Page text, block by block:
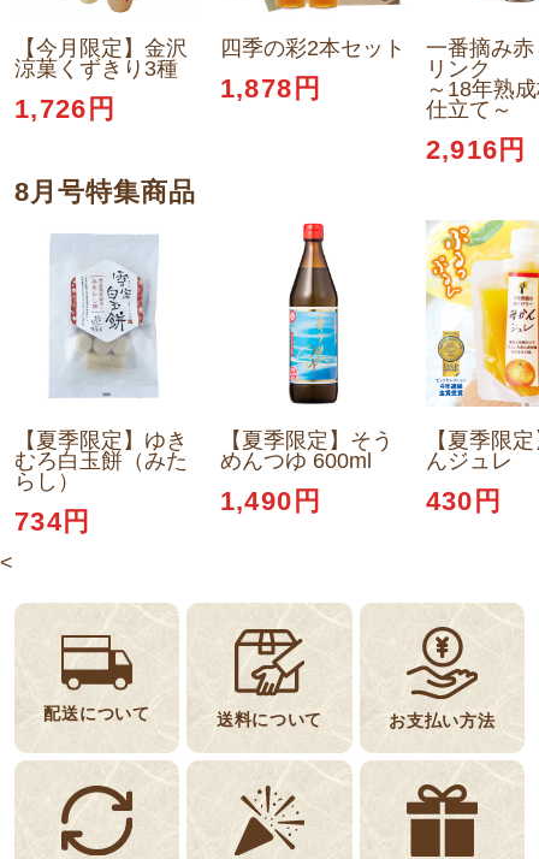
【今月限定】金沢
涼菓くずきり3種
1,726円
四季の彩2本セット
1,878円
一番摘み
リンク
～18年熟
仕立て～
2,916円
8月号特集商品
【夏季限定】ゆき
むろ白玉餅（みた
らし）
734円
【夏季限定】そう
めんつゆ 600ml
1,490円
【夏季限
んジュレ
430円
<
配送について 送料について お支払い方法